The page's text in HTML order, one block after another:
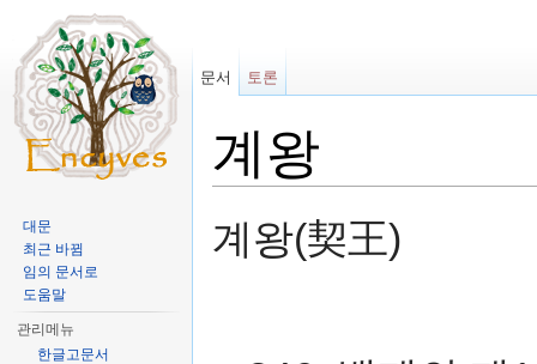
계왕
계왕(契王)
문서 토론
대문
최근 바뀜
임의 문서로
도움말
관리메뉴
한글고문서